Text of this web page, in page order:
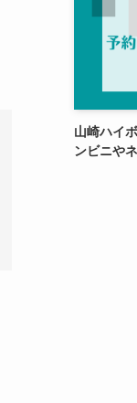
山崎ハイ
ンビニや